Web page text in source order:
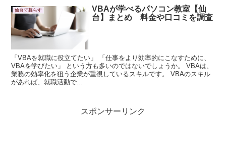
仙台で暮らす
VBAが学べるパソコン教室【仙
台】まとめ 料金や口コミを調査
「VBAを就職に役立てたい」 「仕事をより効率的にこなすために、
VBAを学びたい」 という方も多いのではないでしょうか。 VBAは、
業務の効率化を狙う企業が重視しているスキルです。 VBAのスキル
があれば、就職活動で...
スポンサーリンク